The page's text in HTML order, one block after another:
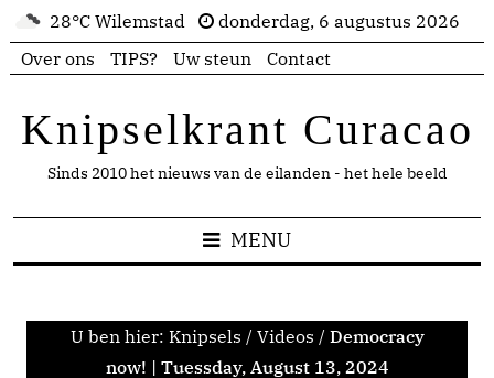
28°C Wilemstad
donderdag, 6 augustus 2026
Over ons
TIPS? Uw steun Contact
Knipselkrant Curacao
Sinds 2010 het nieuws van de eilanden - het hele beeld
MENU
U ben hier: Knipsels / Videos / Democracy
now! | Tuessday, August 13, 2024